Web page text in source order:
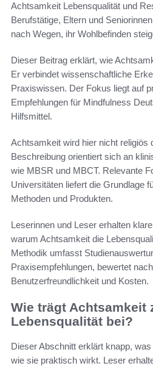
Achtsamkeit Lebensqualität und
Berufstätige, Eltern und
nach Wegen, ihr Wohlbefinden
Dieser Beitrag erklärt, wie
Er verbindet wissenschaftliche
Praxiswissen. Der Fokus liegt auf
Empfehlungen für Mindfulness
Hilfsmittel.
Achtsamkeit wird hier nicht religiös
Beschreibung orientiert sich an
wie MBSR und MBCT. Relevante
Universitäten liefert die Grundlage
Methoden und Produkten.
Leserinnen und Leser erhalten
warum Achtsamkeit die
Methodik umfasst
Praxisempfehlungen, bewertet
Benutzerfreundlichkeit und Kosten.
Wie trägt Achtsamkeit
Lebensqualität bei?
Dieser Abschnitt erklärt knapp,
wie sie praktisch wirkt. Leser